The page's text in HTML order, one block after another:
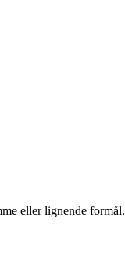
eller lignende formål.